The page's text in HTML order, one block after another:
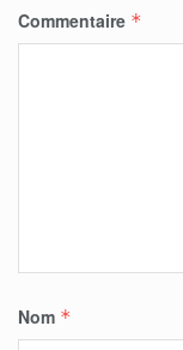
Commentaire *
Nom *